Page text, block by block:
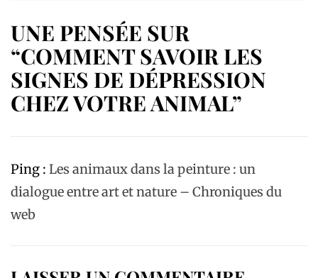
UNE PENSÉE SUR
“COMMENT SAVOIR LES
SIGNES DE DÉPRESSION
CHEZ VOTRE ANIMAL”
Ping : Les animaux dans la peinture : un
dialogue entre art et nature – Chroniques du
web